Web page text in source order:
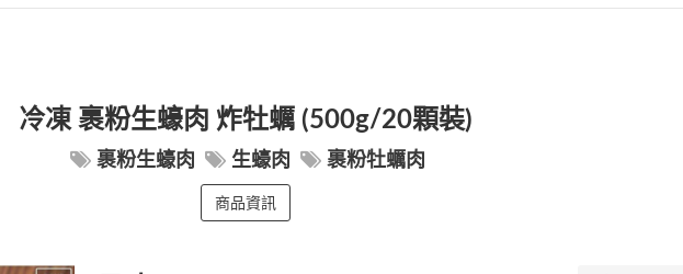
冷凍 裹粉生蠔肉 炸牡蠣 (500g/20顆裝)
裹粉生蠔肉 生蠔肉 裹粉牡蠣肉
商品資訊